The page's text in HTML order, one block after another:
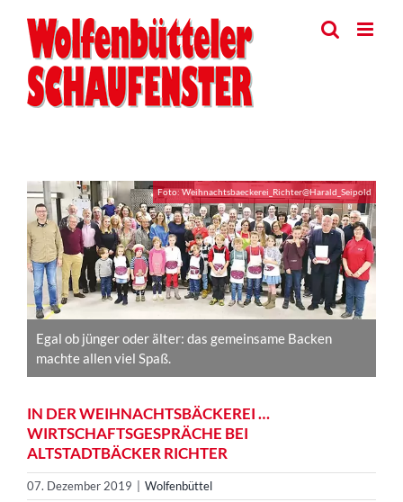
content
View
Larger
Image
Egal ob jünger oder älter: das gemeinsame Backen
machte allen viel Spaß.
Foto: Weihnachtsbaeckerei_Richter@Harald_Seipold
IN DER WEIHNACHTSBÄCKEREI …
WIRTSCHAFTSGESPRÄCHE BEI
ALTSTADTBÄCKER RICHTER
07. Dezember 2019 Wolfenbüttel